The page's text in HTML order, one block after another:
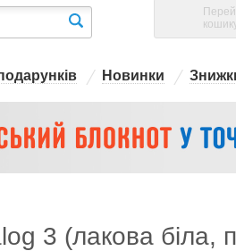
подарунків Новинки
3 (лакова біла,